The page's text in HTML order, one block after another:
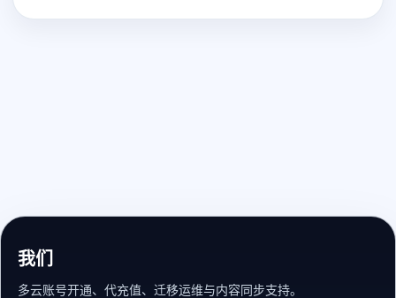
我们
多云账号开通、代充值、迁移运维与内容同步支持。